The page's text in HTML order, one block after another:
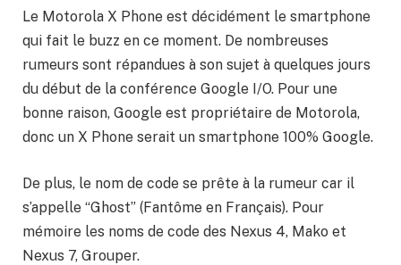
Le Motorola X Phone est décidément le smartphone
qui fait le buzz en ce moment. De nombreuses
rumeurs sont répandues à son sujet à quelques jours
du début de la conférence Google I/O. Pour une
bonne raison, Google est propriétaire de Motorola,
donc un X Phone serait un smartphone 100% Google.
De plus, le nom de code se prête à la rumeur car il
s’appelle “Ghost” (Fantôme en Français). Pour
mémoire les noms de code des Nexus 4, Mako et
Nexus 7, Grouper.